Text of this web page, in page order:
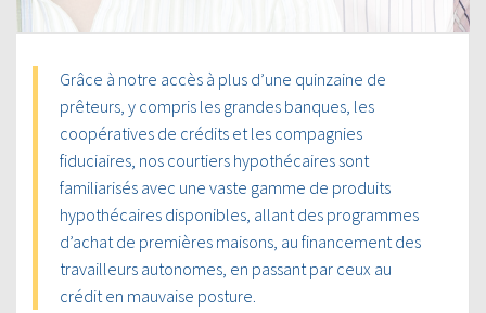
Grâce à notre accès à plus d’une quinzaine de
prêteurs, y compris les grandes banques, les
coopératives de crédits et les compagnies
fiduciaires, nos courtiers hypothécaires sont
familiarisés avec une vaste gamme de produits
hypothécaires disponibles, allant des programmes
d’achat de premières maisons, au financement des
travailleurs autonomes, en passant par ceux au
crédit en mauvaise posture.